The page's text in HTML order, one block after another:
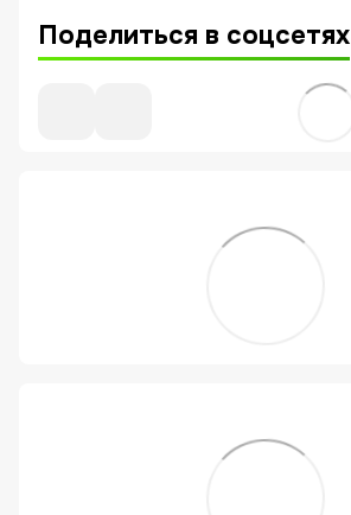
Поделиться в соцсетях